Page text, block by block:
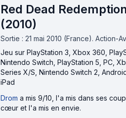
Red Dead
(2010)
Sortie : 21 mai 2010 (France). Action-
Jeu sur PlayStation 3, Xbox 360,
Nintendo Switch, PlayStation 5, PC,
Series X/S, Nintendo Switch 2,
iPad
Drom a mis 9/10, l'a mis dans ses
cœur et l'a mis en envie.